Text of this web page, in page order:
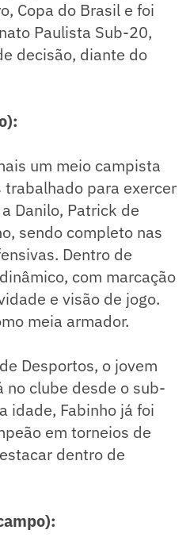
Copa do Brasil e foi
Paulista Sub-20,
decisão, diante do
um meio campista
para exercer
Danilo, Patrick de
sendo completo nas
Dentro de
com marcação
e visão de jogo.
meia armador.
Desportos, o jovem
no clube desde o sub-
idade, Fabinho já foi
em torneios de
dentro de